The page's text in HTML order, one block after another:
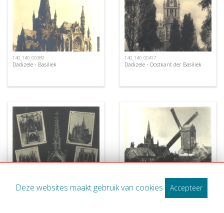
140_140_00389
Dadizele - Basiliek
140_140_00417
Dadizele - Oostkant der Basiliek
Deze websites maakt gebruik van cookies Accepteer .